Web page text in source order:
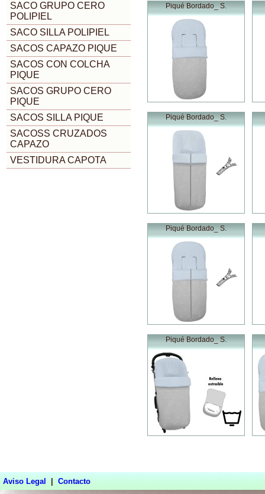
SACO GRUPO CERO
POLIPIEL
SACO SILLA POLIPIEL
SACOS CAPAZO PIQUE
SACOS CON COLCHA
PIQUE
SACOS GRUPO CERO
PIQUE
SACOS SILLA PIQUE
SACOSS CRUZADOS
CAPAZO
VESTIDURA CAPOTA
Piqué Bordado_ S.
Piqué Bordado_ S.
Piqué Bordado_ S.
Piqué Bordado_ S.
Aviso Legal Contacto